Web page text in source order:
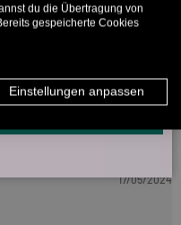
short est SOLIDE
einmal
17/05/2024
PROBLEM!
NACHRICHT,
du die Übertragung von
gespeicherte Cookies
Einstellungen anpassen